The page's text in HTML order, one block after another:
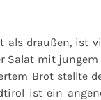
draußen, ist
mit jungem
Brot stellte
ist ein